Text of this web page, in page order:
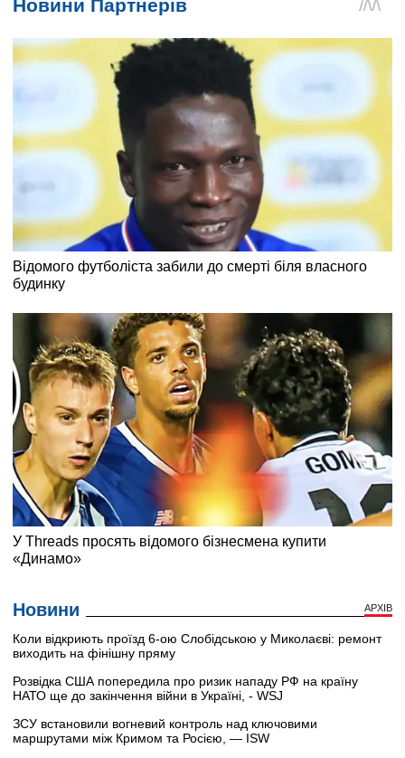
Новини АРХІВ
Коли відкриють проїзд 6-ою Слобідською у Миколаєві: ремонт
виходить на фінішну пряму
Розвідка США попередила про ризик нападу РФ на країну
НАТО ще до закінчення війни в Україні, - WSJ
ЗСУ встановили вогневий контроль над ключовими
маршрутами між Кримом та Росією, — ISW